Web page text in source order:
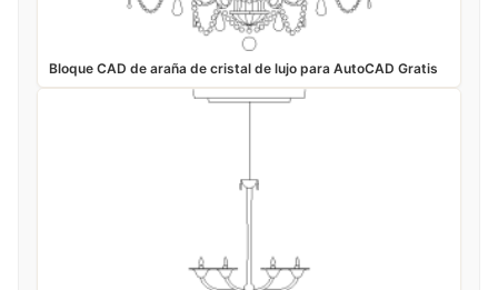
Bloque CAD de araña de cristal de lujo para AutoCAD Gratis